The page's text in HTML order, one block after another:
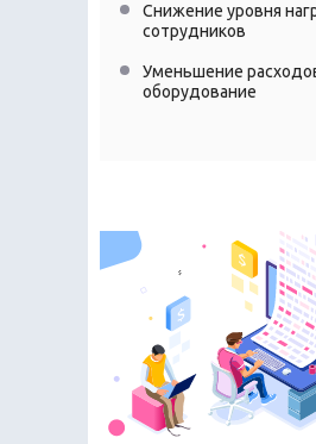
Снижение уровня
сотрудников
Уменьшение
оборудование